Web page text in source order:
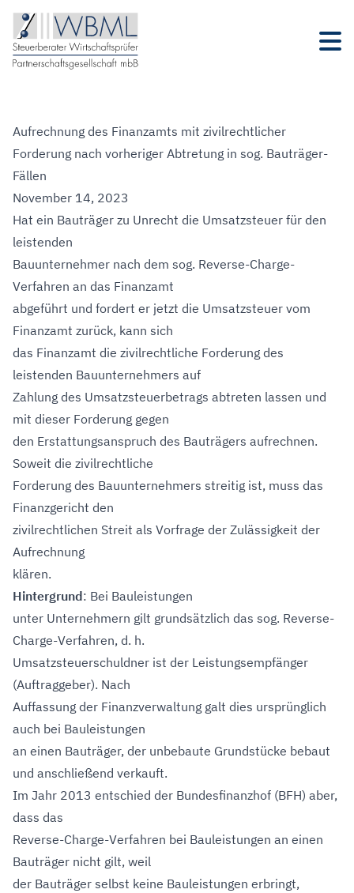
Aufrechnung des Finanzamts mit zivilrechtlicher
Forderung nach vorheriger Abtretung in sog. Bauträger-
Fällen
November 14, 2023
Hat ein Bauträger zu Unrecht die Umsatzsteuer für den
leistenden
Bauunternehmer nach dem sog. Reverse-Charge-
Verfahren an das Finanzamt
abgeführt und fordert er jetzt die Umsatzsteuer vom
Finanzamt zurück, kann sich
das Finanzamt die zivilrechtliche Forderung des
leistenden Bauunternehmers auf
Zahlung des Umsatzsteuerbetrags abtreten lassen und
mit dieser Forderung gegen
den Erstattungsanspruch des Bauträgers aufrechnen.
Soweit die zivilrechtliche
Forderung des Bauunternehmers streitig ist, muss das
Finanzgericht den
zivilrechtlichen Streit als Vorfrage der Zulässigkeit der
Aufrechnung
klären.
Hintergrund: Bei Bauleistungen
unter Unternehmern gilt grundsätzlich das sog. Reverse-
Charge-Verfahren, d. h.
Umsatzsteuerschuldner ist der Leistungsempfänger
(Auftraggeber). Nach
Auffassung der Finanzverwaltung galt dies ursprünglich
auch bei Bauleistungen
an einen Bauträger, der unbebaute Grundstücke bebaut
und anschließend verkauft.
Im Jahr 2013 entschied der Bundesfinanzhof (BFH) aber,
dass das
Reverse-Charge-Verfahren bei Bauleistungen an einen
Bauträger nicht gilt, weil
der Bauträger selbst keine Bauleistungen erbringt,